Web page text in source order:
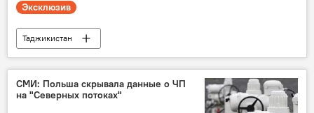
Эксклюзив
Таджикистан
Новости Худжанда и Согдийской области
Новости Душанбе
Общество
СМИ: Польша скрывала данные о ЧП
на "Северных потоках"